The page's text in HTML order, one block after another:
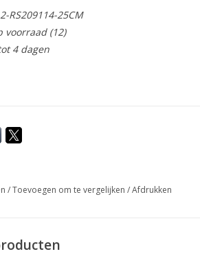
RS209114-25CM
voorraad(12)
4 dagen
/Toevoegen om te vergelijken /Afdrukken